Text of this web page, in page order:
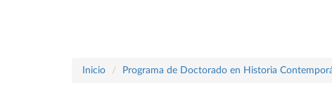
Inicio Programa de Doctorado en Historia